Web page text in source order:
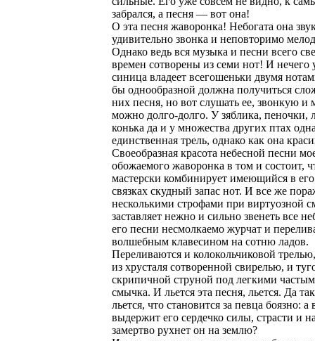
забрался, а песня — вот она!
О эта песня жаворонка! Небогата она
удивительно звонка и неповторимо
Однако ведь вся музыка и песни всего
времен сотворены из семи нот! И нечего
синица владеет всегошеньки двумя
бы однообразной должна получиться
них песня, но вот слушать ее, звонкую и
можно долго-долго. У зяблика, пеночки,
конька да и у множества других птах
единственная трель, однако как она
Своеобразная красота небесной песни
обожаемого жаворонка в том и состоит,
мастерски комбинирует имеющийся в
связках скудный запас нот. И все же
несколькими строфами при виртуозной
заставляет нежно и сильно звенеть все
его песни несмолкаемо журчат и
волшебным клавесином на сотню ладов.
Переливаются и колокольчиковой
из хрусталя сотворенной свирелью, и
скрипичной струной под легкими
смычка. И льется эта песня, льется. Да
льется, что становится за певца боязно: а
выдержит его сердечко силы, страсти и
замертво рухнет он на землю?